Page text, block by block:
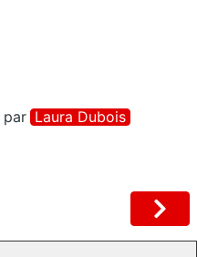
par Laura Dubois